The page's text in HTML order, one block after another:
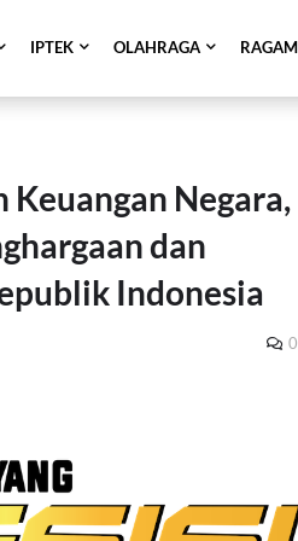
IPTEK OLAHRAGA RAGAM
Negara,
dan
Indonesia
0